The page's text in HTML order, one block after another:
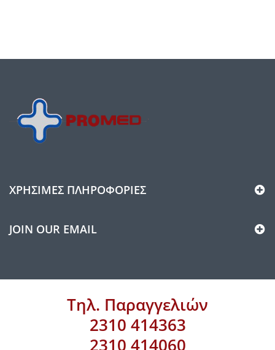
ΧΡΉΣΙΜΕΣ ΠΛΗΡΟΦΟΡΊΕΣ
JOIN OUR EMAIL
Τηλ. Παραγγελιών
2310 414363
2310 414060